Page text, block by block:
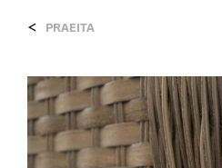
< PRAEITA